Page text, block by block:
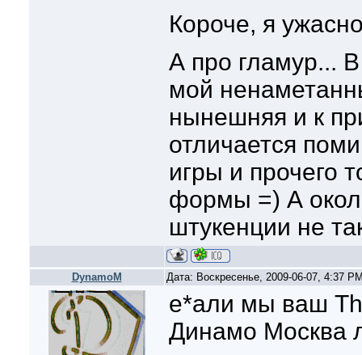
Короче, я
А про гламур...
мой
нынешняя и к
отличается
игры и прочего
формы =) А
штукенции не
DynamoM Дата: Воскресенье, 2009-06-07, 4:37
е*али мы ваш
Динамо Москва